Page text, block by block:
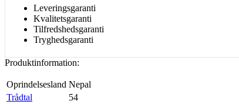
Leveringsgaranti
Kvalitetsgaranti
Tilfredshedsgaranti
Tryghedsgaranti
Produktinformation:
Oprindelsesland Nepal
Trådtal
54